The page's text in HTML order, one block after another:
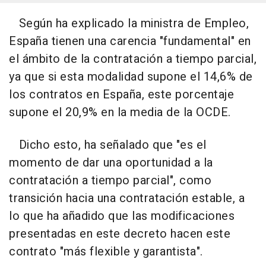
Según ha explicado la ministra de Empleo,
España tienen una carencia "fundamental" en
el ámbito de la contratación a tiempo parcial,
ya que si esta modalidad supone el 14,6% de
los contratos en España, este porcentaje
supone el 20,9% en la media de la OCDE.
Dicho esto, ha señalado que "es el
momento de dar una oportunidad a la
contratación a tiempo parcial", como
transición hacia una contratación estable, a
lo que ha añadido que las modificaciones
presentadas en este decreto hacen este
contrato "más flexible y garantista".